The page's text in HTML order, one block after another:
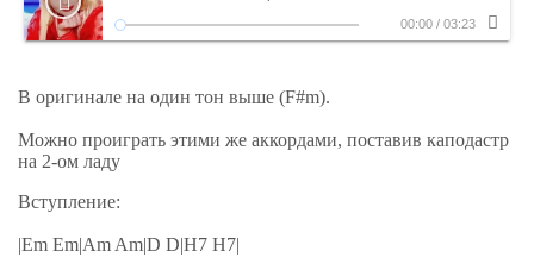
00:00 / 03:23
В оригинале на один тон выше (F#m).
Можно проиграть этими же аккордами, поставив каподастр
на 2-ом ладу
Вступление:
|Em Em|Am Am|D D|H7 H7|